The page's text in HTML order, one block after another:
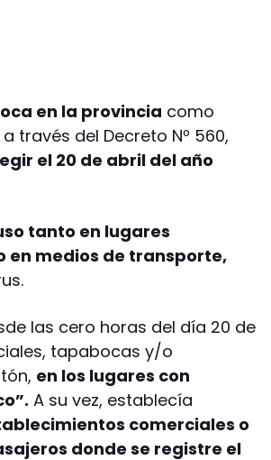
en la provincia como
través del Decreto Nº 560,
el 20 de abril del año
tanto en lugares
en medios de transporte,
las cero horas del día 20 de
tapabocas y/o
en los lugares con
A su vez, establecía
comerciales o
donde se registre el